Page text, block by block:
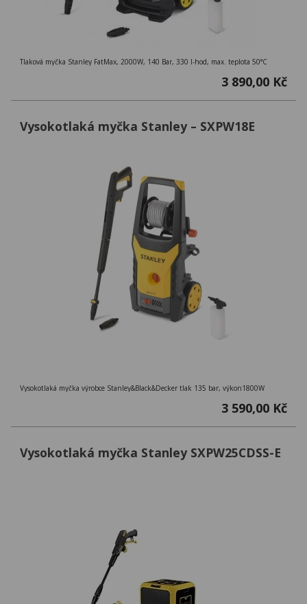
Tlaková myčka Stanley FatMax, 2000W, 140 Bar, 330 l-hod, max. teplota 50°C
3 890,00 Kč
Vysokotlaká myčka Stanley – SXPW18E
Vysokotlaká myčka výrobce Stanley&Black&Decker tlak 135 bar, výkon1800W
3 590,00 Kč
Vysokotlaká myčka Stanley SXPW25CDSS-E